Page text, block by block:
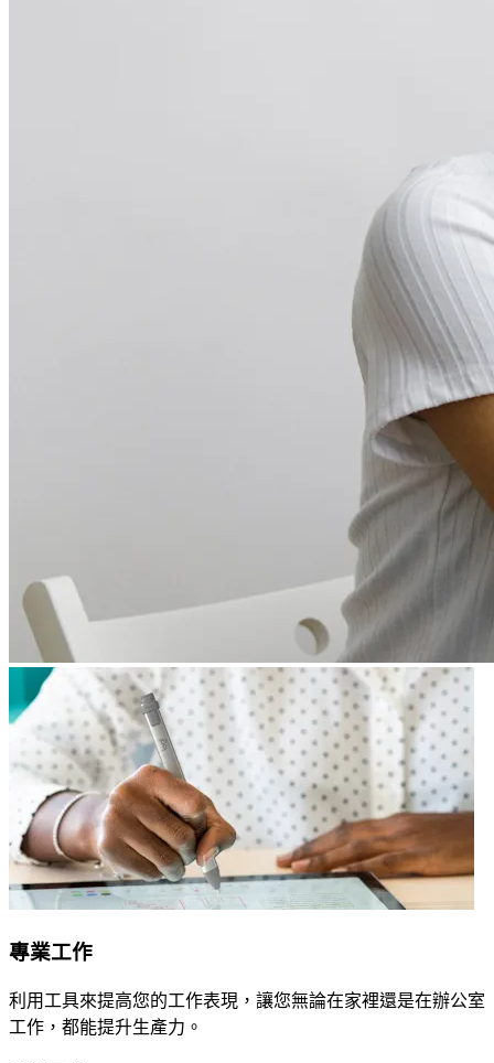
專業工作
利用工具來提高您的工作表現，讓您無論在家裡還是在辦公室
工作，都能提升生產力。